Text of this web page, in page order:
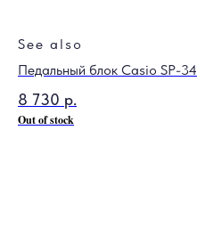
See also
Педальный блок Casio SP-34
8 730 р.
Out of stock